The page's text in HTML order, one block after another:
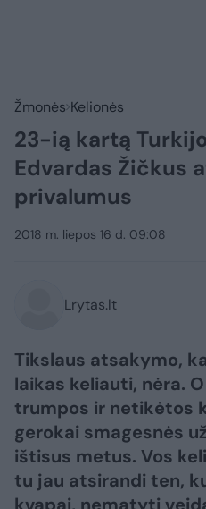
Žmonės Kelionės
23-ią kartą
Edvardas Žičkus
privalumus
2018 m. liepos 16 d. 09:08
Lrytas.lt
Tikslaus atsakymo,
laikas keliauti, nėra.
trumpos ir netikėtos
gerokai smagesnės
ištisus metus. Vos
tu jau atsirandi ten,